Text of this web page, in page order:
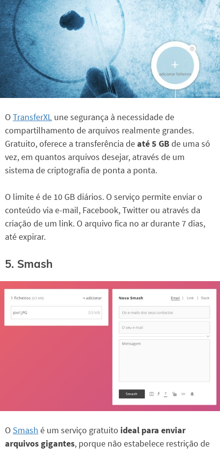
O TransferXL une segurança à necessidade de
compartilhamento de arquivos realmente grandes.
Gratuito, oferece a transferência de até 5 GBde uma só
vez, em quantos arquivos desejar, através de um
sistema de criptografia de ponta a ponta.
O limite é de 10 GB diários. O serviço permite enviar o
conteúdo via e-mail, Facebook, Twitter ou através da
criação de um link. O arquivo fica no ar durante 7 dias,
até expirar.
5. Smash
O Smash é um serviço gratuito ideal para enviar
arquivos gigantes, porque não estabelece restrição de